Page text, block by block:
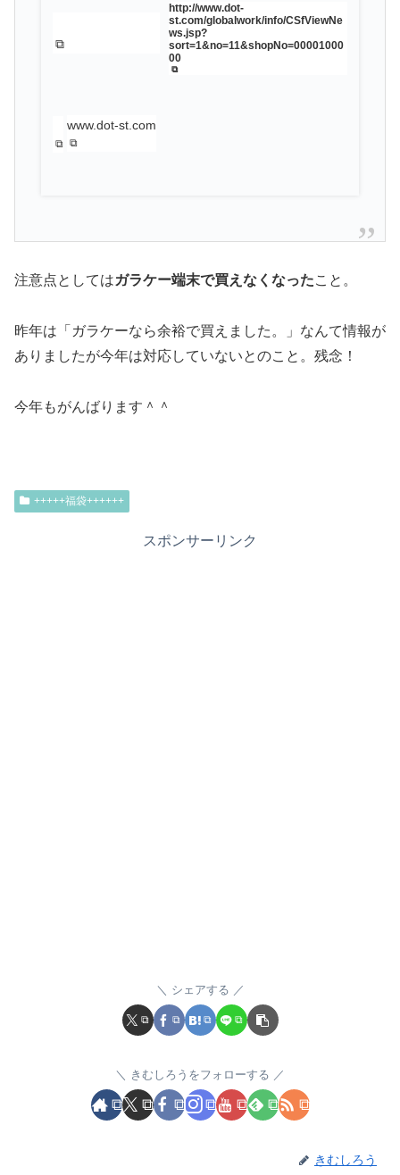
http://www.dot-
st.com/globalwork/info/CSfViewNe
ws.jsp?
sort=1&no=11&shopNo=00001000
00
www.dot-st.com
注意点としてはガラケー端末で買えなくなったこと。
昨年は「ガラケーなら余裕で買えました。」なんて情報が
ありましたが今年は対応していないとのこと。残念！
今年もがんばります＾＾
+++++福袋++++++
スポンサーリンク
シェアする
きむしろうをフォローする
きむしろう